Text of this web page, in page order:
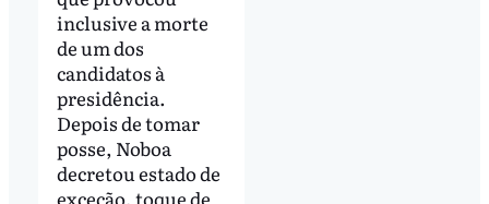
inclusive a morte
de um dos
candidatos à
presidência.
Depois de tomar
posse, Noboa
decretou estado de
exceção, toque de